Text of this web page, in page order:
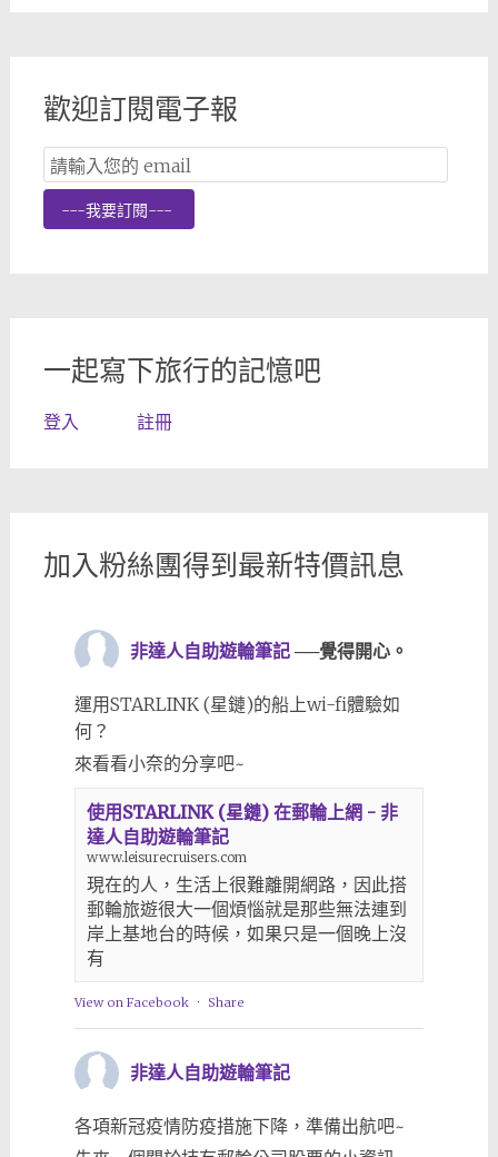
歡迎訂閱電子報
Email
Subscription
---我要訂閱---
一起寫下旅行的記憶吧
登入 註冊
加入粉絲團得到最新特價訊息
非達人自助遊輪筆記 ──覺得開心。
運用STARLINK (星鏈)的船上wi-fi體驗如
何？
來看看小奈的分享吧~
使用STARLINK (星鏈) 在郵輪上網 - 非
達人自助遊輪筆記
www.leisurecruisers.com
現在的人，生活上很難離開網路，因此搭
郵輪旅遊很大一個煩惱就是那些無法連到
岸上基地台的時候，如果只是一個晚上沒
有
View on Facebook · Share
非達人自助遊輪筆記
各項新冠疫情防疫措施下降，準備出航吧~